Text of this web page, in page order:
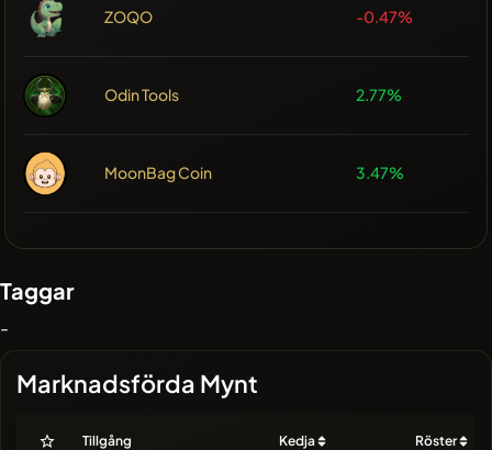
ZOQO -0.47%
Odin Tools 2.77%
MoonBag Coin 3.47%
Taggar
-
Marknadsförda Mynt
Tillgång Kedja Röster